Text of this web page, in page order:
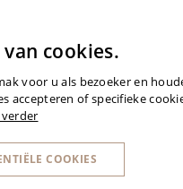
Wij ontvangen u graag
Maasmechelen. Zo kan
bekijken.
cookies.
voor u als bezoeker en
accepteren of specifieke
verder
COOKIES